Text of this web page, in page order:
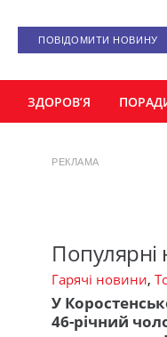
ПОВІДОМИТИ НОВИНУ
ЗДОРОВ’Я
РЕКЛАМА
Гарячі новини,
У
46-річний